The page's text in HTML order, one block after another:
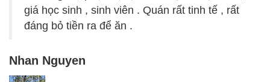
giá học sinh , sinh viên . Quán rất tinh tế , rất
đáng bỏ tiền ra để ăn .
Nhan Nguyen